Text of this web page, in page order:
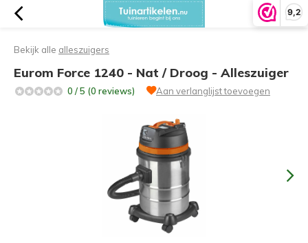
9,2
Bekijk alle alleszuigers
Eurom Force 1240 - Nat / Droog - Alleszuiger
0 / 5 (0 reviews) Aan verlanglijst toevoegen